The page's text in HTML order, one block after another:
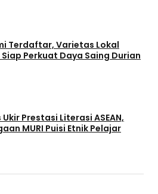
Terdaftar, Varietas Lokal
Perkuat Daya Saing Durian
Ukir Prestasi Literasi ASEAN,
MURI Puisi Etnik Pelajar